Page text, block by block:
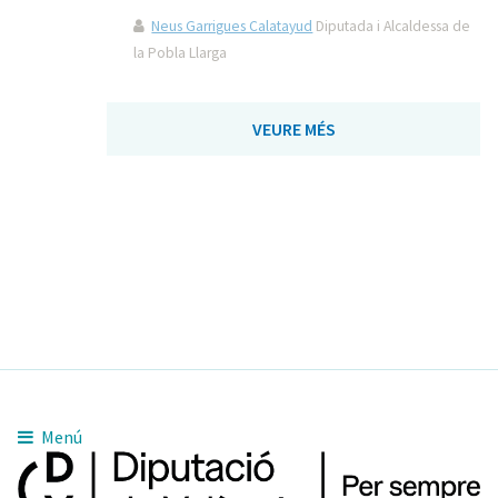
Neus Garrigues Calatayud Diputada i Alcaldessa de
la Pobla Llarga
VEURE MÉS
Menú